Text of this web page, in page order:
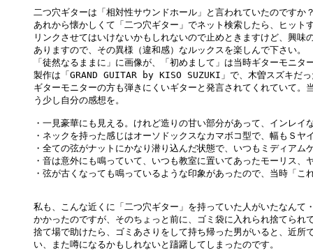
二つ穴ギターは「相対性サウンドホール」と言われていたのです
あれから懐かしくて「二つ穴ギター」でネット検索したら、ヒット
リンクさせてはいけないかもしれないので止めときますけど、興味
ありますので、その異様（違和感）なルックスを楽しんで下さい。
「徒然なるままに」に画像が、「初めまして」は当時ギターモニタ
製作は「GRAND GUITAR by KISO SUZUKI」で、木曽スズキだ
ギターモニターの方も弾きにくいギターと発言されてくれていて。
う少し自分の感想を。
・一見豪華にも見える。けれど造りの甘い部分があって、インレイ
・ネックを持った感じはオーソドックスなカマボコ型で、幅もＳヤ
・全ての弦がナットにかなり潜り込んだ状態で、いつもミディア
・音は意外にも鳴っていて、いつも教室に置いてあったモーリス
・弦が古くなっても鳴っているような印象があったので、当時「
私も、こんな近くに「二つ穴ギター」を持っていた人がいたなんて
かかったのですが、そのちょっと前に、ゴミ袋に入れられ捨てられ
捨て場で助けたら、ゴミあさりをして持ち帰った男がいると、近所
い、また噂になるかもしれないと躊躇してしまったのです。